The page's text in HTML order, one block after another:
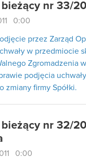
nr 33/
0:00
przez Zarząd
w przedmiocie
Zgromadzenia
podjęcia
zmiany firmy Spółki.
bieżący nr 32/
0:00